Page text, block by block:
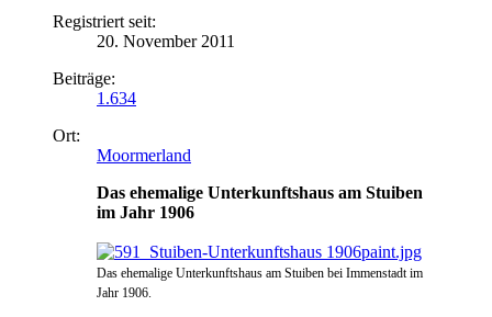
Registriert seit:
20. November 2011
Beiträge:
1.634
Ort:
Moormerland
Das ehemalige Unterkunftshaus am Stuiben
im Jahr 1906
Das ehemalige Unterkunftshaus am Stuiben bei Immenstadt im
Jahr 1906.